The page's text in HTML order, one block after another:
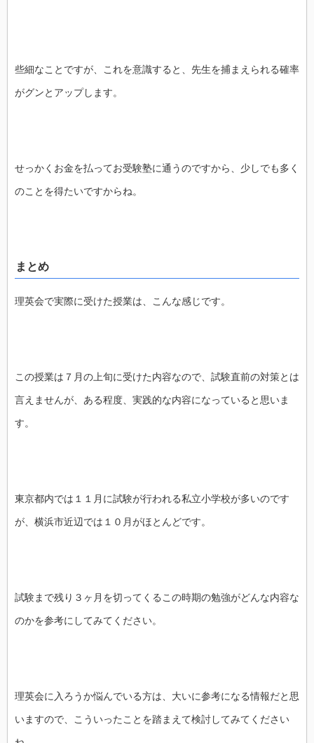
些細なことですが、これを意識すると、先生を捕まえられる確率
がグンとアップします。
せっかくお金を払ってお受験塾に通うのですから、少しでも多く
のことを得たいですからね。
まとめ
理英会で実際に受けた授業は、こんな感じです。
この授業は７月の上旬に受けた内容なので、試験直前の対策とは
言えませんが、ある程度、実践的な内容になっていると思いま
す。
東京都内では１１月に試験が行われる私立小学校が多いのです
が、横浜市近辺では１０月がほとんどです。
試験まで残り３ヶ月を切ってくるこの時期の勉強がどんな内容な
のかを参考にしてみてください。
理英会に入ろうか悩んでいる方は、大いに参考になる情報だと思
いますので、こういったことを踏まえて検討してみてください